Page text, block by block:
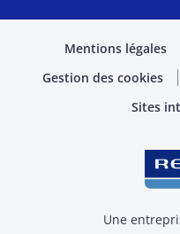
Mentions légales
Gestion des cookies
Sites
Une